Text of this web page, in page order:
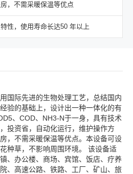
，不需采暖保温等优点
性，使用寿命长达50 年以上
国际先进的生物处理工艺，总结国内
验的基础上，设计出一种一体化的有
、COD、NH3-N于一身，具有技术
投资省，自动化运行，维护操作方
，不需采暖保温等优点。本设备可设
种草，不影响周围环境。 该设备适
、办公楼、商场、宾馆、饭店、疗养
、高速公路、铁路、工厂、矿山、旅